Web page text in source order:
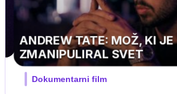
MOJ PRIJATELJ PINGVIN
Film meseca / družinski, pustolovski